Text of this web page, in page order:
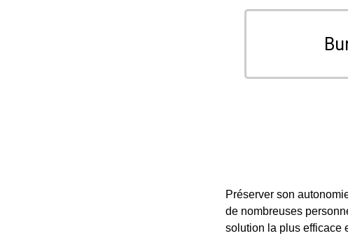
Préserver son
de nombreuses
solution la plus efficace